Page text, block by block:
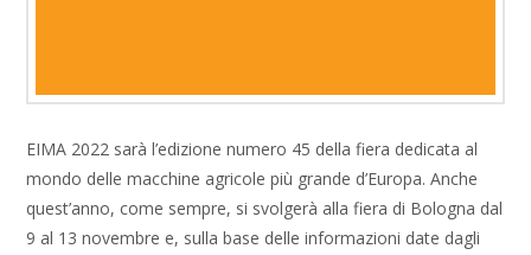
EIMA 2022 sarà l’edizione numero 45 della fiera dedicata al
mondo delle macchine agricole più grande d’Europa. Anche
quest’anno, come sempre, si svolgerà alla fiera di Bologna dal
9 al 13 novembre e, sulla base delle informazioni date dagli